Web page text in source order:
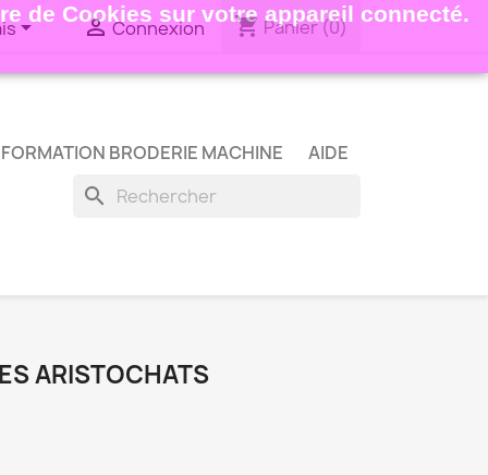
de Cookies sur votre appareil connecté.
 Connexion shopping_cart Panier(0)
FORMATION BRODERIE MACHINE AIDE
search
ARISTOCHATS